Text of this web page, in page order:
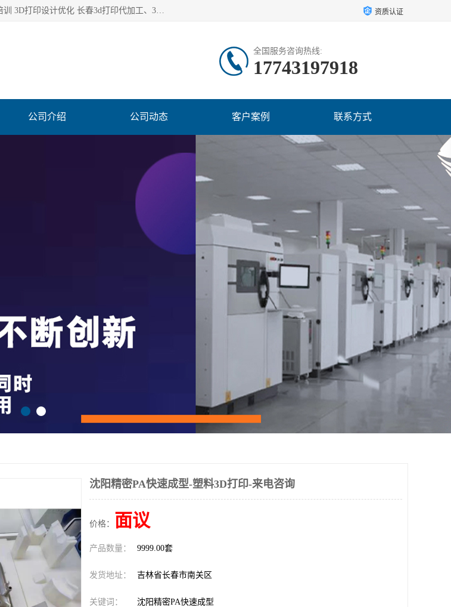
长春市东师青鸟科技有限公司从事3D打印代加工 3D打印设计服务 3D打印相关教育培训 3D打印设计优化 长春3d打印代加工、3D打印代加工及设计服务、3D打印相关教育培训、专利代理及优化、3D打印上下游技术服务，深耕工业设计、机械设计、3D打印多年年，拥有多项技术，辅助数十位客户完成自己的发明及实用新型专利。 资质认证
全国服务咨询热线:
17743197918
公司介绍 公司动态 客户案例 联系方式
沈阳精密PA快速成型-塑料3D打印-来电咨询
价格： 面议
产品数量： 9999.00套
发货地址： 吉林省长春市南关区
关键词： 沈阳精密PA快速成型